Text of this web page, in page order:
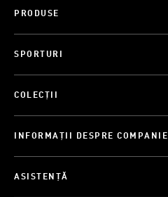
PRODUSE
SPORTURI
COLECȚII
INFORMAȚII DESPRE COMPANIE
ASISTENȚĂ